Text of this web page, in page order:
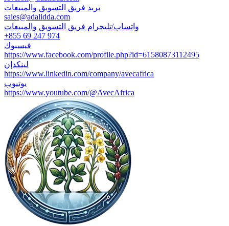
بريد فريق التسويق والمبيعات
sales@adalidda.com
واتساب/تليجرام فريق التسويق والمبيعات
+855 69 247 974
فيسبوك
https://www.facebook.com/profile.php?id=61580873112495
لينكدإن
https://www.linkedin.com/company/avecafrica
يوتيوب
https://www.youtube.com/@AvecAfrica